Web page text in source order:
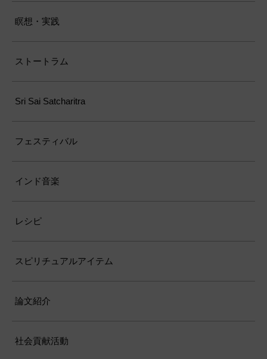
瞑想・実践
ストートラム
Sri Sai Satcharitra
フェスティバル
インド音楽
レシピ
スピリチュアルアイテム
論文紹介
社会貢献活動